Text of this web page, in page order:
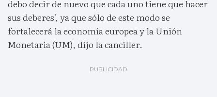
debo decir de nuevo que cada uno tiene que hacer
sus deberes', ya que sólo de este modo se
fortalecerá la economía europea y la Unión
Monetaria (UM), dijo la canciller.